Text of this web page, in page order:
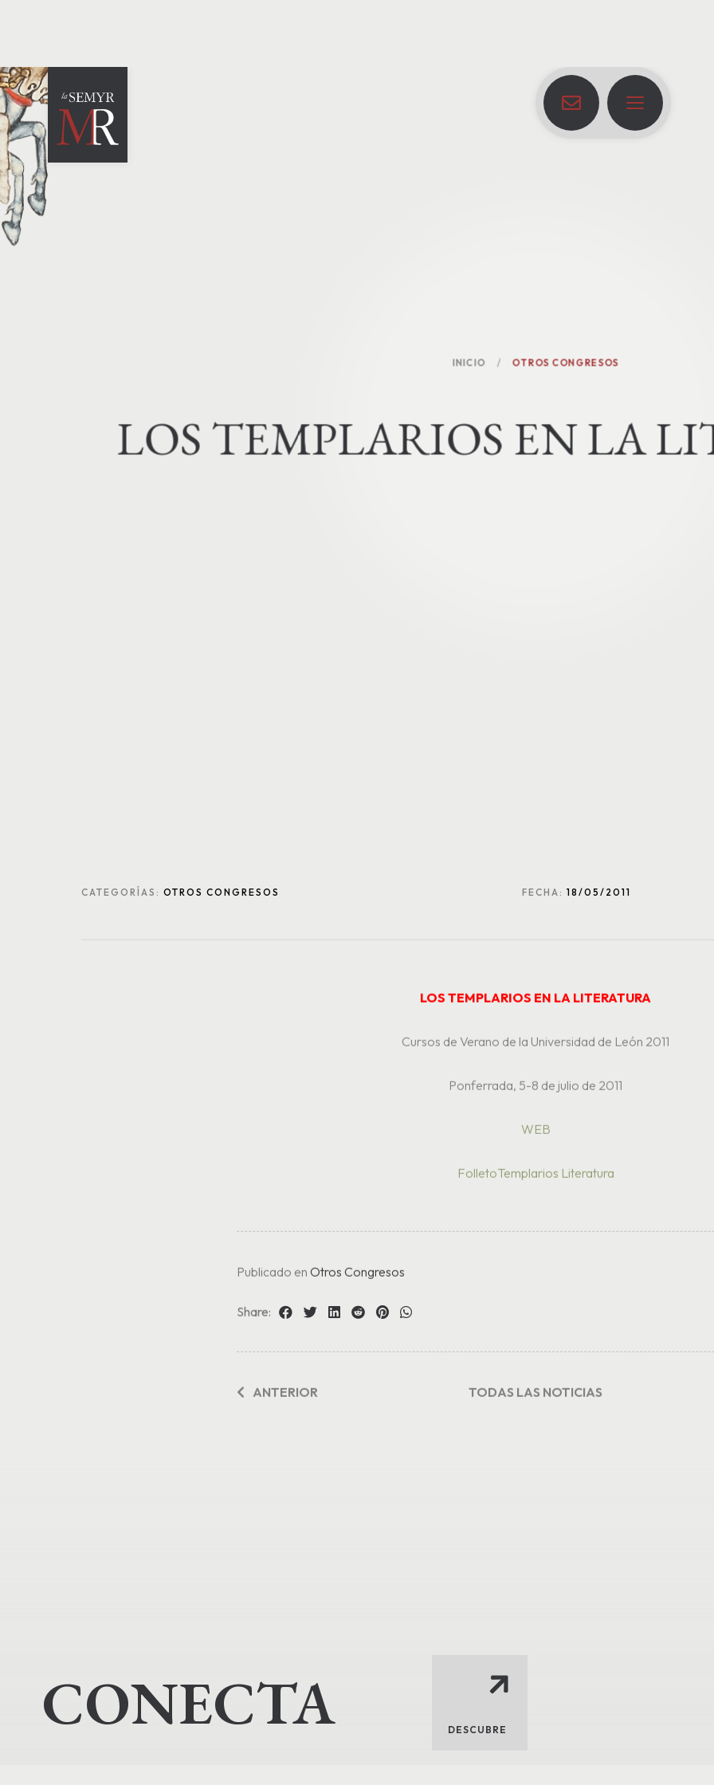
INICIO OTROS CONGRESOS
LOSTEMPLARIOS ENLALI
CATEGORÍAS: OTROS CONGRESOS FECHA: 18/05/2011
LOS TEMPLARIOS EN LA LITERATURA
Cursos de Verano de la Universidad de León 2011
Ponferrada, 5-8 de julio de 2011
WEB
FolletoTemplarios Literatura
Publicado en Otros Congresos
Share:
ANTERIOR TODAS LAS NOTICIAS
CONECTA DESCUBRE